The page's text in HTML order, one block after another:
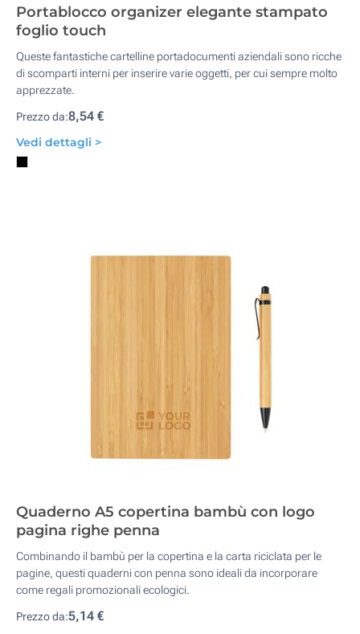
Portablocco organizer elegante stampato
foglio touch
Queste fantastiche cartelline portadocumenti aziendali sono ricche
di scomparti interni per inserire varie oggetti, per cui sempre molto
apprezzate.
Prezzo da:8,54 €
Vedi dettagli >
Quaderno A5 copertina bambù con logo
pagina righe penna
Combinando il bambù per la copertina e la carta riciclata per le
pagine, questi quaderni con penna sono ideali da incorporare
come regali promozionali ecologici.
Prezzo da:5,14 €